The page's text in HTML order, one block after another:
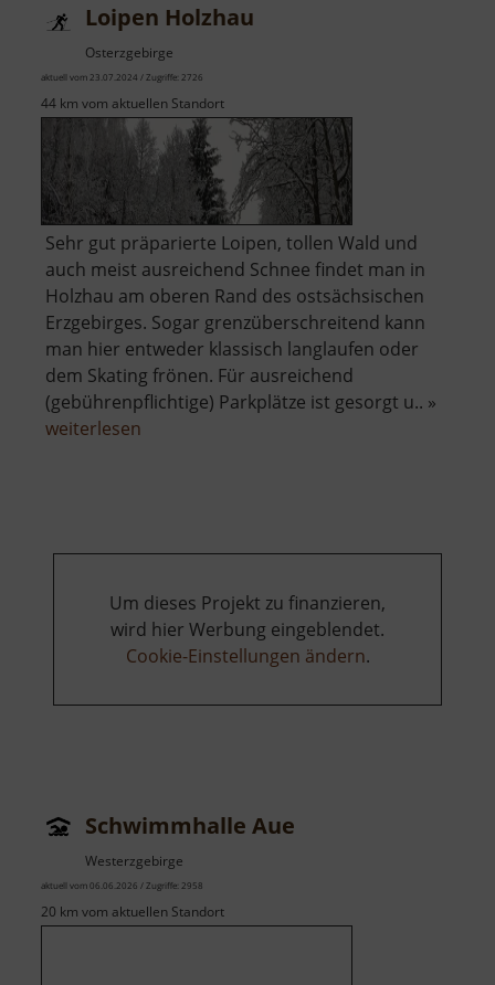
Loipen Holzhau
Osterzgebirge
aktuell vom 23.07.2024 / Zugriffe: 2726
44 km vom aktuellen Standort
Sehr gut präparierte Loipen, tollen Wald und
auch meist ausreichend Schnee findet man in
Holzhau am oberen Rand des ostsächsischen
Erzgebirges. Sogar grenzüberschreitend kann
man hier entweder klassisch langlaufen oder
dem Skating frönen. Für ausreichend
(gebührenpflichtige) Parkplätze ist gesorgt u.. »
weiterlesen
Um dieses Projekt zu finanzieren,
wird hier Werbung eingeblendet.
Cookie-Einstellungen ändern.
Schwimmhalle Aue
Westerzgebirge
aktuell vom 06.06.2026 / Zugriffe: 2958
20 km vom aktuellen Standort